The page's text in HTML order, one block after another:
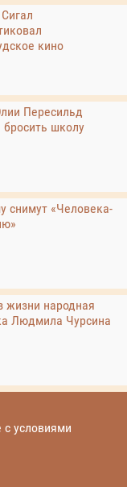
кино
Пересильд
школу
снимут «Человека-
жизни народная
Людмила Чурсина
с условиями